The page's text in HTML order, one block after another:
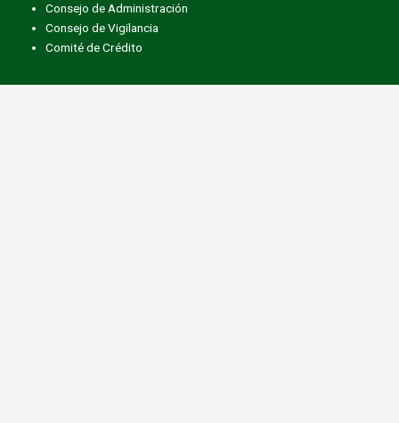
Consejo de Administración
Consejo de Vigilancia
Comité de Crédito